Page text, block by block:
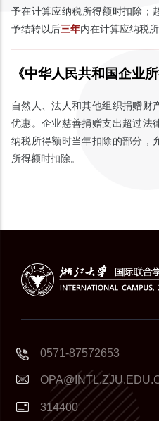
予在计算应纳税所得额时扣除；
予结转以后三年内在计算应纳税
《中华人民共和国企业
自然人、法人和其他组织捐赠财
优惠。企业慈善捐赠支出超过法
纳税所得额时当年扣除的部分，
所得额时扣除。
0571-87572653
314400